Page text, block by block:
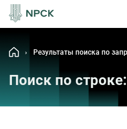
› Результаты поиска по
Поиск по строке: